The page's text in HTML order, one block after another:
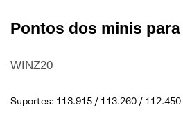
Pontos dos minis para
WINZ20
Suportes: 113.915 / 113.260 /